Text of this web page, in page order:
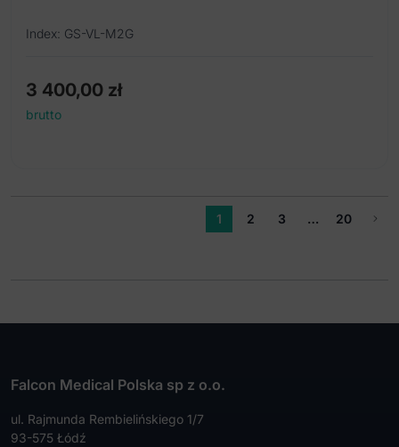
Index: GS-VL-M2G
3 400,00 zł
brutto
1 2 3 … 20
Falcon Medical Polska sp z o.o.
ul. Rajmunda Rembielińskiego 1/7
93-575 Łódź